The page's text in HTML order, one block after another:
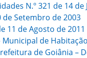
N.º 321 de 14 de
de Setembro de 2003
11 de Agosto de 2011
de Habitação
de Goiânia –